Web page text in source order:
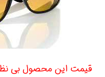
قیمت این محصول بی نظیر فقط 15000